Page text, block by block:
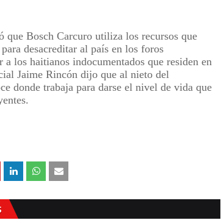
Bosch Carcuro utiliza los recursos que
desacreditar al país en los foros
los haitianos indocumentados que residen en
Jaime Rincón dijo que al nieto del
donde trabaja para darse el nivel de vida que